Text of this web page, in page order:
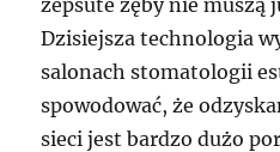
Dzisiejsza technologia
salonach stomatologii
spowodować, że
sieci jest bardzo dużo